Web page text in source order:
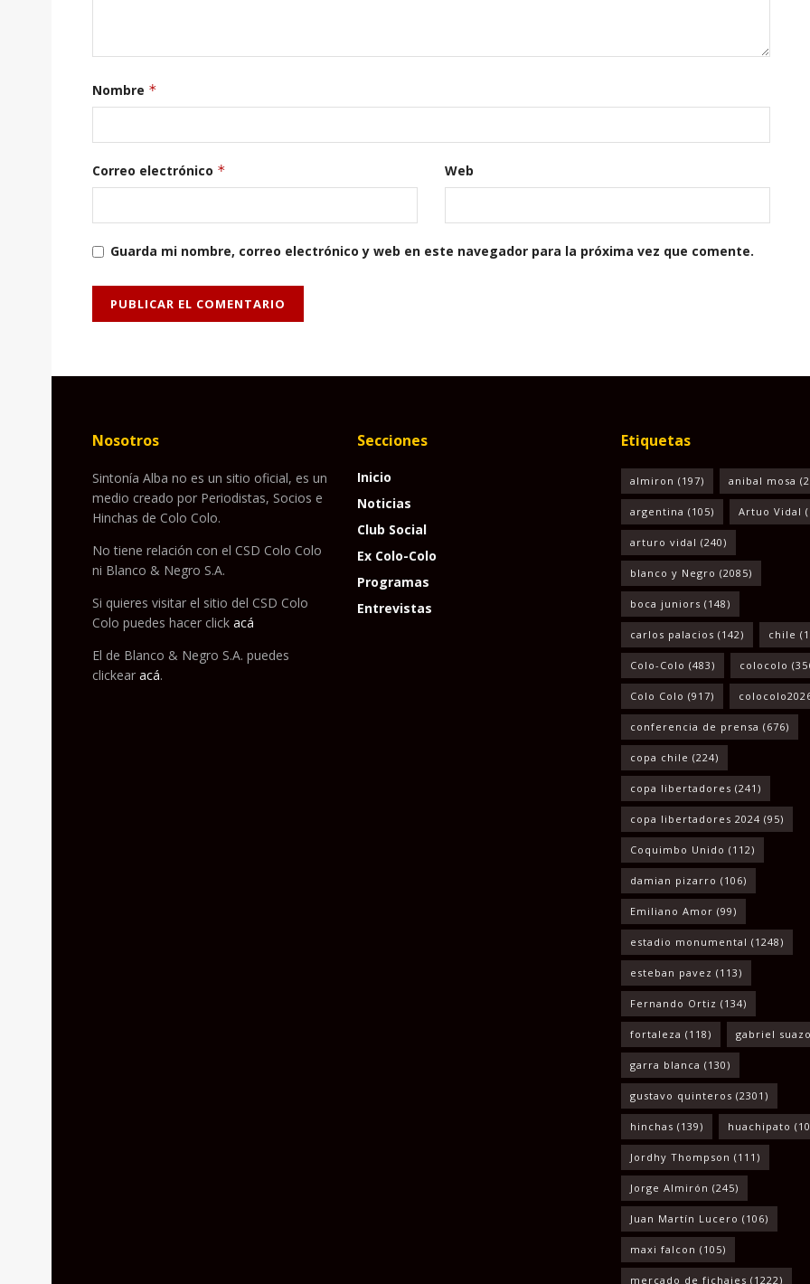
Nombre *
Correo electrónico * Web
Guarda mi nombre, correo electrónico y web en este navegador para la próxima vez que comente.
Nosotros
Sintonía Alba no es un sitio oficial, es un
medio creado por Periodistas, Socios e
Hinchas de Colo Colo.
No tiene relación con el CSD Colo Colo
ni Blanco & Negro S.A.
Si quieres visitar el sitio del CSD Colo
Colo puedes hacer click acá
El de Blanco & Negro S.A. puedes
clickear acá.
Secciones
Inicio
Noticias
Club Social
Ex Colo-Colo
Programas
Entrevistas
Etiquetas
almiron (197) anibal mosa
argentina (105) Artuo Vidal
arturo vidal (240)
blanco y Negro (2085)
boca juniors (148)
carlos palacios (142) chile
Colo-Colo (483) colocolo
Colo Colo (917)
conferencia de prensa (676)
copa chile (224)
copa libertadores (241)
copa libertadores 2024 (95)
Coquimbo Unido (112)
damian pizarro (106)
Emiliano Amor (99)
estadio monumental (1248)
esteban pavez (113)
Fernando Ortiz (134)
fortaleza (118) gabriel suazo
garra blanca (130)
gustavo quinteros (2301)
hinchas (139) huachipato
Jordhy Thompson (111)
Jorge Almirón (245)
Juan Martín Lucero (106)
maxi falcon (105)
mercado de fichajes (1222)